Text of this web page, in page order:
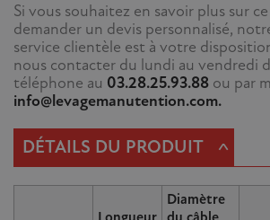
Si vous souhaitez en savoir plus sur
demander un devis personnalisé,
service clientèle est à votre
nous contacter du lundi au vendredi
téléphone au 03.28.25.93.88 ou par
info@levagemanutention.com.
DÉTAILS DU PRODUIT ^
Diamètre